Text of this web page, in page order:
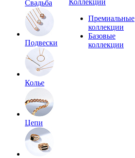
Свадьба
Подвески
Колье
Цепи
Коллекции
Премиальные
коллекции
Базовые
коллекции